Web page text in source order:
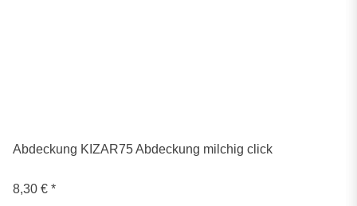
Abdeckung KIZAR75 Abdeckung milchig click
8,30 € *